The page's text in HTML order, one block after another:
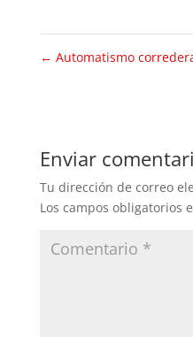
← Automatismo
Enviar
Tu dirección de correo
Los campos obligatorios